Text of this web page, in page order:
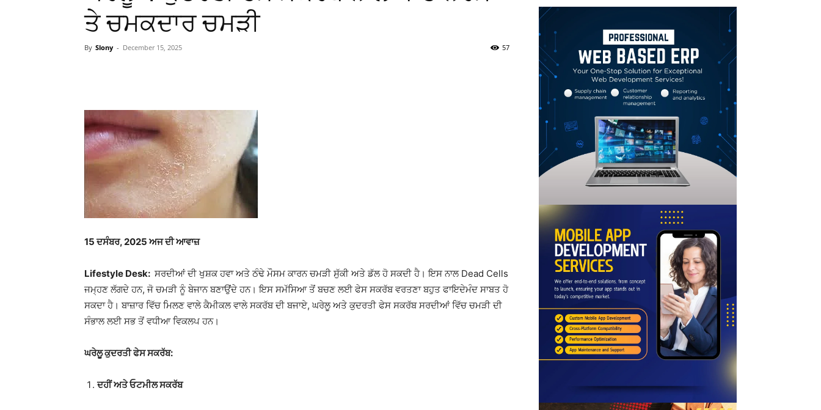
ਤੇ ਚਮਕਦਾਰ ਚਮੜੀ
By Slony - December 15, 2025 57
Linkedin Email
15ਦਸੰਬਰ, 2025 ਅਜ ਦੀ ਆਵਾਜ਼
Lifestyle Desk: ਸਰਦੀਆਂ ਦੀ ਖੁਸ਼ਕ ਹਵਾ ਅਤੇ ਠੰਢੇ ਮੌਸਮ ਕਾਰਨ ਚਮੜੀ ਸੁੱਕੀ ਅਤੇ ਡੱਲ ਹੋ ਸਕਦੀ ਹੈ। ਇਸ ਨਾਲ Dead Cells
ਜਮ੍ਹਣ ਲੱਗਦੇ ਹਨ, ਜੋ ਚਮੜੀ ਨੂੰ ਬੇਜਾਨ ਬਣਾਉਂਦੇ ਹਨ। ਇਸ ਸਮੱਸਿਆ ਤੋਂ ਬਚਣ ਲਈ ਫੇਸ ਸਕਰੱਬ ਵਰਤਣਾ ਬਹੁਤ ਫਾਇਦੇਮੰਦ ਸਾਬਤ ਹੋ
ਸਕਦਾ ਹੈ। ਬਾਜ਼ਾਰ ਵਿੱਚ ਮਿਲਣ ਵਾਲੇ ਕੈਮੀਕਲ ਵਾਲੇ ਸਕਰੱਬ ਦੀ ਬਜਾਏ, ਘਰੇਲੂ ਅਤੇ ਕੁਦਰਤੀ ਫੇਸ ਸਕਰੱਬ ਸਰਦੀਆਂ ਵਿੱਚ ਚਮੜੀ ਦੀ
ਸੰਭਾਲ ਲਈ ਸਭ ਤੋਂ ਵਧੀਆ ਵਿਕਲਪ ਹਨ।
ਘਰੇਲੂ ਕੁਦਰਤੀ ਫੇਸ ਸਕਰੱਬ:
ਦਹੀਂ ਅਤੇ ਓਟਮੀਲ ਸਕਰੱਬ